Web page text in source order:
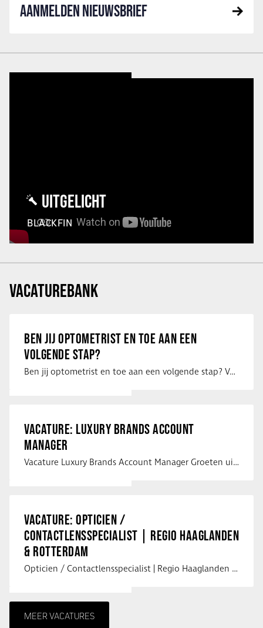
AANMELDEN NIEUWSBRIEF
UITGELICHT
BLACKFIN
VACATUREBANK
BEN JIJ OPTOMETRIST EN TOE AAN EEN
VOLGENDE STAP?
Ben jij optometrist en toe aan een volgende stap? Voor een optiekketen is Eye …
VACATURE: LUXURY BRANDS ACCOUNT
MANAGER
Vacature Luxury Brands Account Manager Groeten uit Spanje! Vanaf mijn …
VACATURE: OPTICIEN /
CONTACTLENSSPECIALIST | REGIO HAAGLANDEN
& ROTTERDAM
Opticien / Contactlensspecialist | Regio Haaglanden & Rotterdam Saludos uit …
MEER VACATURES